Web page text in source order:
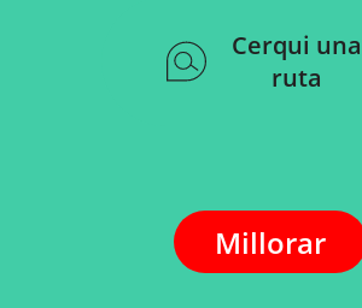
Cerqui una
ruta
Millorar